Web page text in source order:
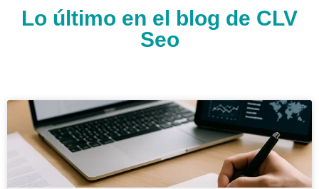
Lo último en el blog de CLV
Seo